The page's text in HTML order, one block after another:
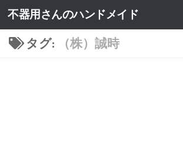
不器用さんのハンドメイド
タグ: （株）誠時